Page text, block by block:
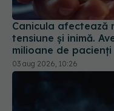
Canicula afectează
tensiune și inimă.
milioane de pacienți
03 aug 2026, 10:26